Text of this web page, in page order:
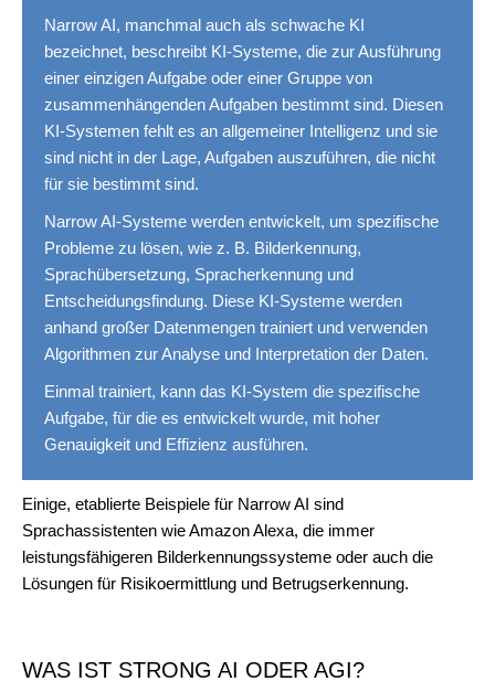
Narrow AI, manchmal auch als schwache KI
bezeichnet, beschreibt KI-Systeme, die zur Ausführung
einer einzigen Aufgabe oder einer Gruppe von
zusammenhängenden Aufgaben bestimmt sind. Diesen
KI-Systemen fehlt es an allgemeiner Intelligenz und sie
sind nicht in der Lage, Aufgaben auszuführen, die nicht
für sie bestimmt sind.
Narrow AI-Systeme werden entwickelt, um spezifische
Probleme zu lösen, wie z. B. Bilderkennung,
Sprachübersetzung, Spracherkennung und
Entscheidungsfindung. Diese KI-Systeme werden
anhand großer Datenmengen trainiert und verwenden
Algorithmen zur Analyse und Interpretation der Daten.
Einmal trainiert, kann das KI-System die spezifische
Aufgabe, für die es entwickelt wurde, mit hoher
Genauigkeit und Effizienz ausführen.
Einige, etablierte Beispiele für Narrow AI sind
Sprachassistenten wie Amazon Alexa, die immer
leistungsfähigeren Bilderkennungssysteme oder auch die
Lösungen für Risikoermittlung und Betrugserkennung.
WAS IST STRONG AI ODER AGI?